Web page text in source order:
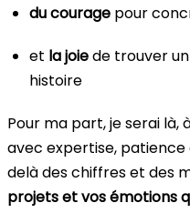
du courage pour
et la joiede trouver
histoire
Pour ma part, je serai là,
avec expertise, patience
delà des chiffres et des
projets et vos émotions